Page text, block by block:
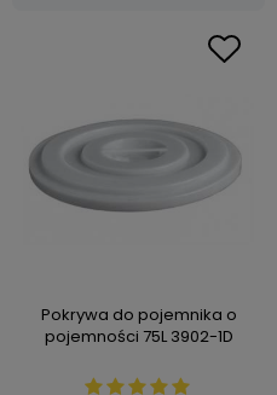
Pokrywa do pojemnika o
pojemności 75L 3902-1D